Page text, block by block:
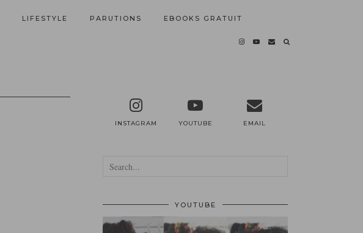
LIFESTYLE PARUTIONS EBOOKS GRATUIT
INSTAGRAM YOUTUBE EMAIL
YOUTUBE